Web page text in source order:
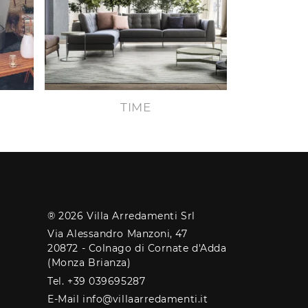
TIME
® 2026 Villa Arredamenti Srl
Via Alessandro Manzoni, 47
20872 - Colnago di Cornate d'Adda
(Monza Brianza)
Tel. +39 039695287
E-Mail info@villaarredamenti.it